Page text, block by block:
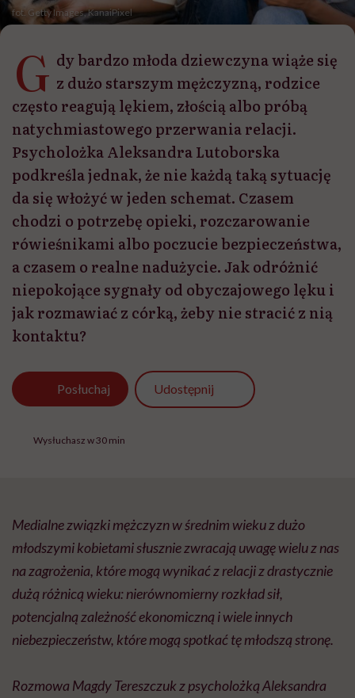
fot. Getty Images, KanaiPixel
G dy bardzo młoda dziewczyna wiąże się
z dużo starszym mężczyzną, rodzice
często reagują lękiem, złością albo próbą
natychmiastowego przerwania relacji.
Psycholożka Aleksandra Lutoborska
podkreśla jednak, że nie każdą taką sytuację
da się włożyć w jeden schemat. Czasem
chodzi o potrzebę opieki, rozczarowanie
rówieśnikami albo poczucie bezpieczeństwa,
a czasem o realne nadużycie. Jak odróżnić
niepokojące sygnały od obyczajowego lęku i
jak rozmawiać z córką, żeby nie stracić z nią
kontaktu?
Posłuchaj Udostępnij
Wysłuchasz w 30 min
Medialne związki mężczyzn w średnim wieku z dużo
młodszymi kobietami słusznie zwracają uwagę wielu z nas
na zagrożenia, które mogą wynikać z relacji z drastycznie
dużą różnicą wieku: nierównomierny rozkład sił,
potencjalną zależność ekonomiczną i wiele innych
niebezpieczeństw, które mogą spotkać tę młodszą stronę.
Rozmowa Magdy Tereszczuk z psycholożką Aleksandra